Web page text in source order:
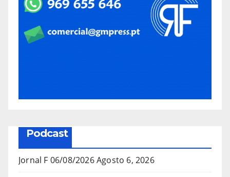
Podcast
Jornal F 06/08/2026Agosto 6, 2026